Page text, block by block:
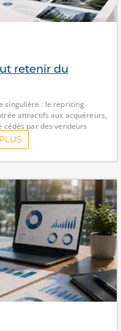
retenir du
singulière : le repricing
attractifs aux acquéreurs,
cédés par des vendeurs